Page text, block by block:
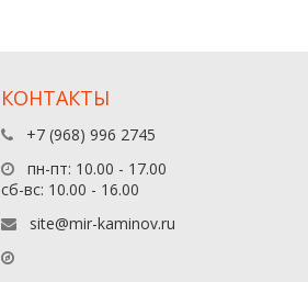
КОНТАКТЫ
+7 (968) 996 2745
пн-пт: 10.00 - 17.00
сб-вс: 10.00 - 16.00
site@mir-kaminov.ru